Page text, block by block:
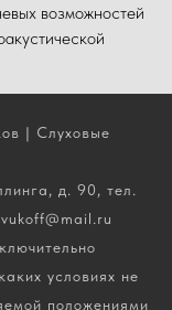
возможностей
| Слуховые
д. 90, тел.
условиях не
положениями